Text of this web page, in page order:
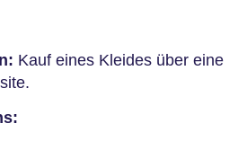
Kauf eines Kleides über eine